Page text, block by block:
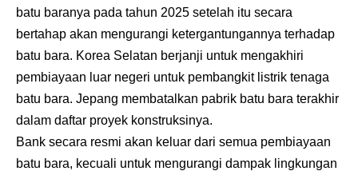
batu baranya pada tahun 2025 setelah itu secara
bertahap akan mengurangi ketergantungannya terhadap
batu bara. Korea Selatan berjanji untuk mengakhiri
pembiayaan luar negeri untuk pembangkit listrik tenaga
batu bara. Jepang membatalkan pabrik batu bara terakhir
dalam daftar proyek konstruksinya.
Bank secara resmi akan keluar dari semua pembiayaan
batu bara, kecuali untuk mengurangi dampak lingkungan